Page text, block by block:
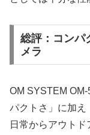
総評：コンパ
メラ
OM SYSTEM
パクトさ」に加え
日常からアウト